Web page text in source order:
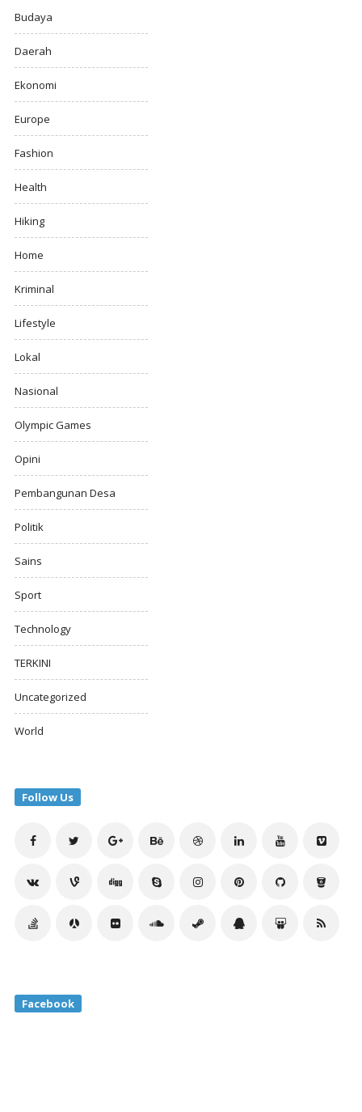
Budaya
Daerah
Ekonomi
Europe
Fashion
Health
Hiking
Home
Kriminal
Lifestyle
Lokal
Nasional
Olympic Games
Opini
Pembangunan Desa
Politik
Sains
Sport
Technology
TERKINI
Uncategorized
World
Follow Us
Facebook